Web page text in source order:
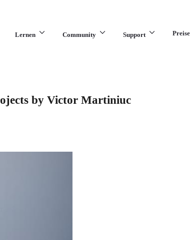
Lernen Community Support Preise
by Victor Martiniuc